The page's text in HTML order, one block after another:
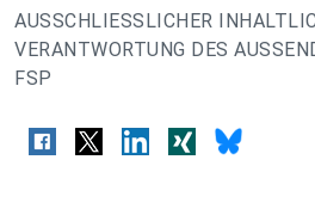
AUSSCHLIESSLICHER
VERANTWORTUNG DES
FSP